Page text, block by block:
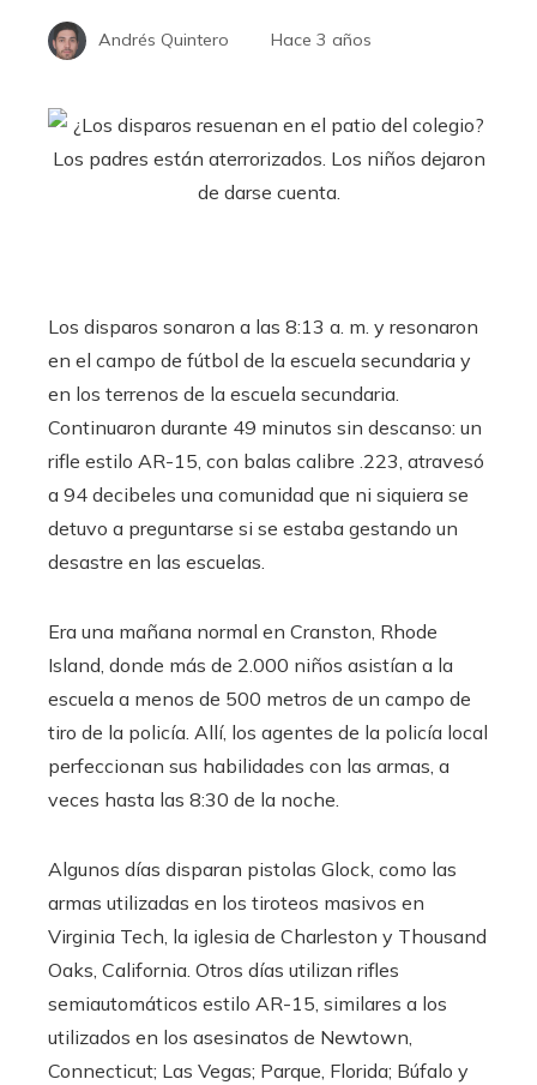
Andrés Quintero Hace 3 años
Los disparos sonaron a las 8:13 a. m. y resonaron
en el campo de fútbol de la escuela secundaria y
en los terrenos de la escuela secundaria.
Continuaron durante 49 minutos sin descanso: un
rifle estilo AR-15, con balas calibre .223, atravesó
a 94 decibeles una comunidad que ni siquiera se
detuvo a preguntarse si se estaba gestando un
desastre en las escuelas.
Era una mañana normal en Cranston, Rhode
Island, donde más de 2.000 niños asistían a la
escuela a menos de 500 metros de un campo de
tiro de la policía. Allí, los agentes de la policía local
perfeccionan sus habilidades con las armas, a
veces hasta las 8:30 de la noche.
Algunos días disparan pistolas Glock, como las
armas utilizadas en los tiroteos masivos en
Virginia Tech, la iglesia de Charleston y Thousand
Oaks, California. Otros días utilizan rifles
semiautomáticos estilo AR-15, similares a los
utilizados en los asesinatos de Newtown,
Connecticut; Las Vegas; Parque, Florida; Búfalo y